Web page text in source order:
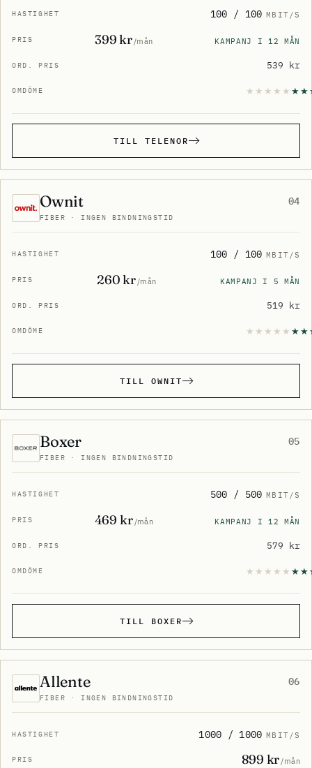
100 / 100 MBIT/S
399 kr/mån KAMPANJ I 12 MÅN
539 kr
TILL TELENOR
04
Ownit
FIBER · INGEN BINDNINGSTID
100 / 100 MBIT/S
260 kr/mån KAMPANJ I 5 MÅN
519 kr
TILL OWNIT
05
Boxer
FIBER · INGEN BINDNINGSTID
500 / 500 MBIT/S
469 kr/mån KAMPANJ I 12 MÅN
579 kr
TILL BOXER
06
Allente
FIBER · INGEN BINDNINGSTID
1000 / 1000 MBIT/S
899 kr /mån